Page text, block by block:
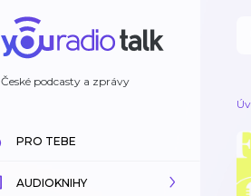
České podcasty a zprávy
PRO TEBE
AUDIOKNIHY